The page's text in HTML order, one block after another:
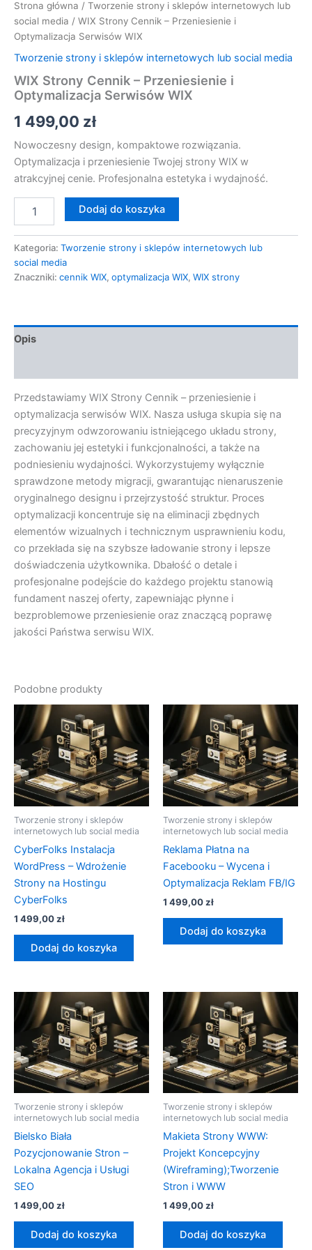
Strona główna / Tworzenie strony i sklepów internetowych lub
social media / WIX Strony Cennik – Przeniesienie i
Optymalizacja Serwisów WIX
Tworzenie strony i sklepów internetowych lub social media
WIX Strony Cennik – Przeniesienie i
Optymalizacja Serwisów WIX
1 499,00 zł
Nowoczesny design, kompaktowe rozwiązania.
Optymalizacja i przeniesienie Twojej strony WIX w
atrakcyjnej cenie. Profesjonalna estetyka i wydajność.
Dodaj do koszyka
Kategoria: Tworzenie strony i sklepów internetowych lub
social media
Znaczniki: cennik WIX, optymalizacja WIX, WIX strony
Opis
Przedstawiamy WIX Strony Cennik – przeniesienie i
optymalizacja serwisów WIX. Nasza usługa skupia się na
precyzyjnym odwzorowaniu istniejącego układu strony,
zachowaniu jej estetyki i funkcjonalności, a także na
podniesieniu wydajności. Wykorzystujemy wyłącznie
sprawdzone metody migracji, gwarantując nienaruszenie
oryginalnego designu i przejrzystość struktur. Proces
optymalizacji koncentruje się na eliminacji zbędnych
elementów wizualnych i technicznym usprawnieniu kodu,
co przekłada się na szybsze ładowanie strony i lepsze
doświadczenia użytkownika. Dbałość o detale i
profesjonalne podejście do każdego projektu stanowią
fundament naszej oferty, zapewniając płynne i
bezproblemowe przeniesienie oraz znaczącą poprawę
jakości Państwa serwisu WIX.
Podobne produkty
Tworzenie strony i sklepów
internetowych lub social media
CyberFolks Instalacja
WordPress – Wdrożenie
Strony na Hostingu
CyberFolks
1 499,00zł
Dodaj do koszyka
Tworzenie strony i sklepów
internetowych lub social media
Reklama Płatna na
Facebooku – Wycena i
Optymalizacja Reklam FB/IG
1 499,00zł
Dodaj do koszyka
Tworzenie strony i sklepów
internetowych lub social media
Bielsko Biała
Pozycjonowanie Stron –
Lokalna Agencja i Usługi
SEO
1 499,00zł
Dodaj do koszyka
Tworzenie strony i sklepów
internetowych lub social media
Makieta Strony WWW:
Projekt Koncepcyjny
(Wireframing);Tworzenie
Stron i WWW
1 499,00zł
Dodaj do koszyka